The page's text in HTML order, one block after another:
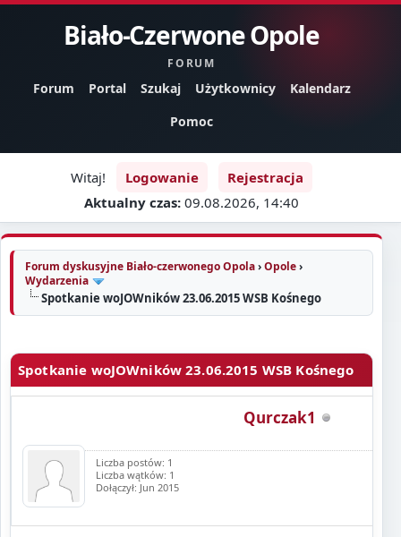
Biało-Czerwone Opole
FORUM
Forum Portal Szukaj Użytkownicy
Kalendarz
Pomoc
Witaj! Logowanie
Rejestracja
Aktualny czas: 09.08.2026, 14:40
Forum dyskusyjne Biało-czerwonego Opola›Opole›
Wydarzenia
Spotkanie woJOWników 23.06.2015 WSB Kośnego
Spotkanie woJOWników 23.06.2015 WSB Kośnego
Qurczak1
Liczba postów: 1
Liczba wątków: 1
Dołączył: Jun 2015